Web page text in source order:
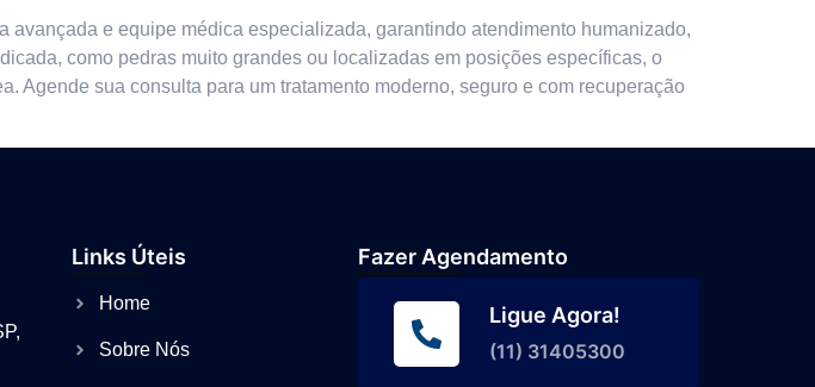
e equipe médica especializada, garantindo atendimento humanizado,
como pedras muito grandes ou localizadas em posições específicas, o
Agende sua consulta para um tratamento moderno, seguro e com recuperação
Links Úteis
Home
Sobre Nós
Fazer Agendamento
Ligue Agora!
(11) 31405300